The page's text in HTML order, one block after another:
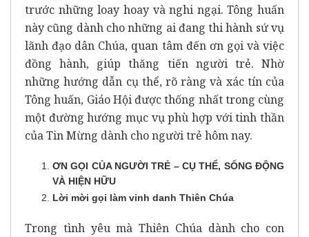
trước những loay hoay và nghi ngại. Tông huấn
này cũng dành cho những ai đang thi hành sứ vụ
lãnh đạo dân Chúa, quan tâm đến ơn gọi và việc
đồng hành, giúp thăng tiến người trẻ. Nhờ
những hướng dẫn cụ thể, rõ ràng và xác tín của
Tông huấn, Giáo Hội được thống nhất trong cùng
một đường hướng mục vụ phù hợp với tinh thần
của Tin Mừng dành cho người trẻ hôm nay.
ƠN GỌI CỦA NGƯỜI TRẺ – CỤ THỂ, SỐNG ĐỘNG
VÀ HIỆN HỮU
Lời mời gọi làm vinh danh Thiên Chúa
Trong tình yêu mà Thiên Chúa dành cho con